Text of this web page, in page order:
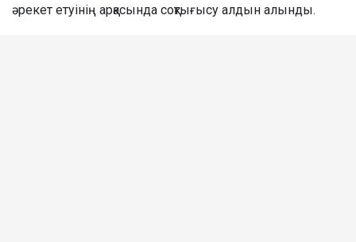
әрекет етуінің арқасында соқтығысу алдын алынды.